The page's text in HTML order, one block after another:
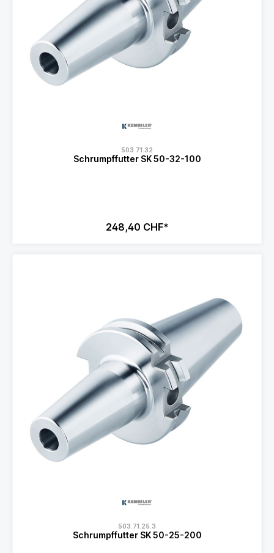
503.71.32
Schrumpffutter SK 50-32-100
248,40 CHF*
503.71.25.3
Schrumpffutter SK 50-25-200